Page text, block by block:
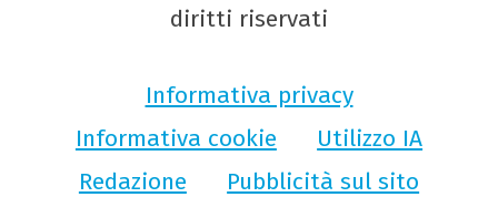
diritti riservati
Informativa privacy
Informativa cookie
Utilizzo IA
Redazione
Pubblicità sul sito